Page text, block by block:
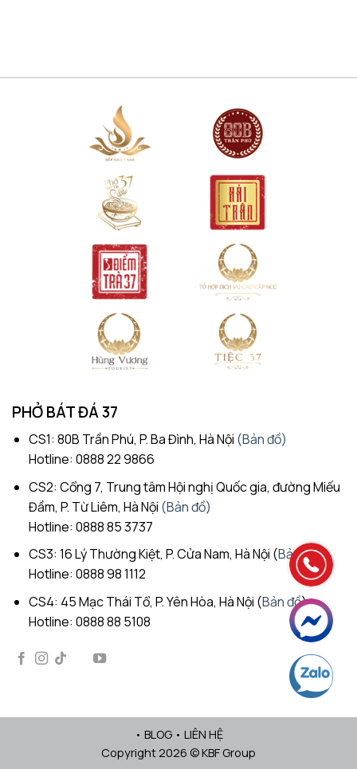
PHỞ BÁT ĐÁ 37
CS1: 80B Trần Phú, P. Ba Đình, Hà Nội (Bản đồ)
Hotline: 0888 22 9866
CS2: Cổng 7, Trung tâm Hội nghị Quốc gia, đường Miếu
Đầm, P. Từ Liêm, Hà Nội (Bản đồ)
Hotline: 0888 85 3737
CS3: 16 Lý Thường Kiệt, P. Cửa Nam, Hà Nội (Bản đồ)
Hotline: 0888 98 1112
CS4: 45 Mạc Thái Tổ, P. Yên Hòa, Hà Nội (Bản đồ)
Hotline: 0888 88 5108
• BLOG• LIÊN HỆ
Copyright 2026 ©KBF Group